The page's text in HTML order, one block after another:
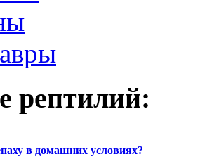
рептилий:
в домашних условиях?